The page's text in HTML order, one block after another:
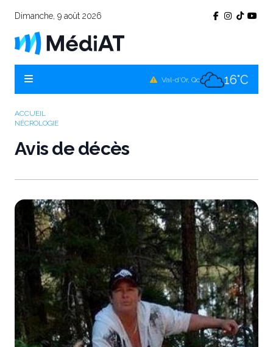
Dimanche, 9 août 2026
Val-d'Or, Qc 16°C
ACCUEIL
NÉCROLOGIE
Avis de décès